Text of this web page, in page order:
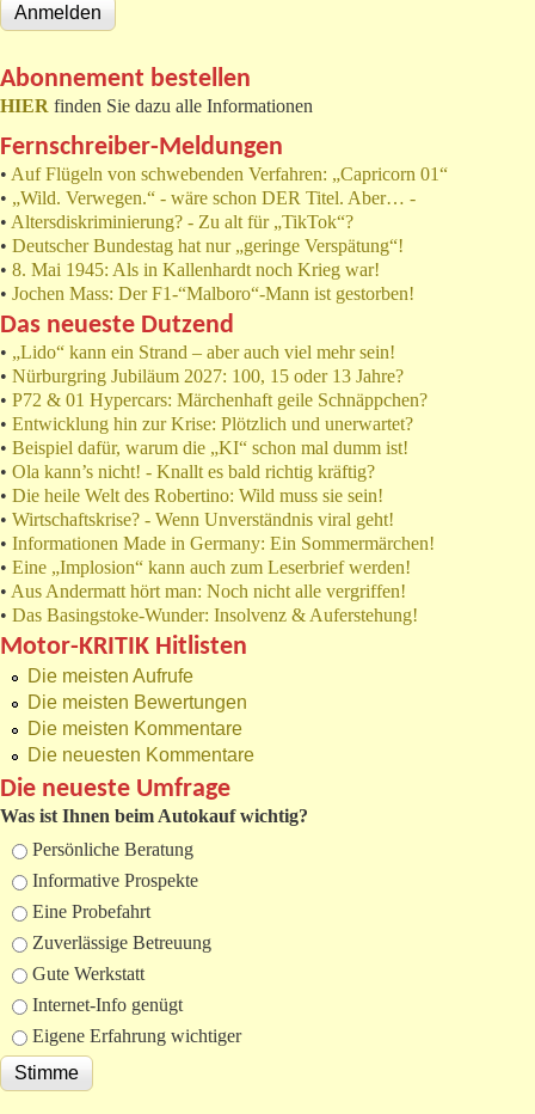
Abonnement bestellen
HIER finden Sie dazu alle Informationen
Fernschreiber-Meldungen
• Auf Flügeln von schwebenden Verfahren: „Capricorn 01“
• „Wild. Verwegen.“ - wäre schon DER Titel. Aber… -
• Altersdiskriminierung? - Zu alt für „TikTok“?
• Deutscher Bundestag hat nur „geringe Verspätung“!
• 8. Mai 1945: Als in Kallenhardt noch Krieg war!
• Jochen Mass: Der F1-“Malboro“-Mann ist gestorben!
Das neueste Dutzend
• „Lido“ kann ein Strand – aber auch viel mehr sein!
• Nürburgring Jubiläum 2027: 100, 15 oder 13 Jahre?
• P72 & 01 Hypercars: Märchenhaft geile Schnäppchen?
• Entwicklung hin zur Krise: Plötzlich und unerwartet?
• Beispiel dafür, warum die „KI“ schon mal dumm ist!
• Ola kann’s nicht! - Knallt es bald richtig kräftig?
• Die heile Welt des Robertino: Wild muss sie sein!
• Wirtschaftskrise? - Wenn Unverständnis viral geht!
• Informationen Made in Germany: Ein Sommermärchen!
• Eine „Implosion“ kann auch zum Leserbrief werden!
• Aus Andermatt hört man: Noch nicht alle vergriffen!
• Das Basingstoke-Wunder: Insolvenz & Auferstehung!
Motor-KRITIK Hitlisten
Die meisten Aufrufe
Die meisten Bewertungen
Die meisten Kommentare
Die neuesten Kommentare
Die neueste Umfrage
Was ist Ihnen beim Autokauf wichtig?
Auswahlmöglichkeiten
Persönliche Beratung
Informative Prospekte
Eine Probefahrt
Zuverlässige Betreuung
Gute Werkstatt
Internet-Info genügt
Eigene Erfahrung wichtiger